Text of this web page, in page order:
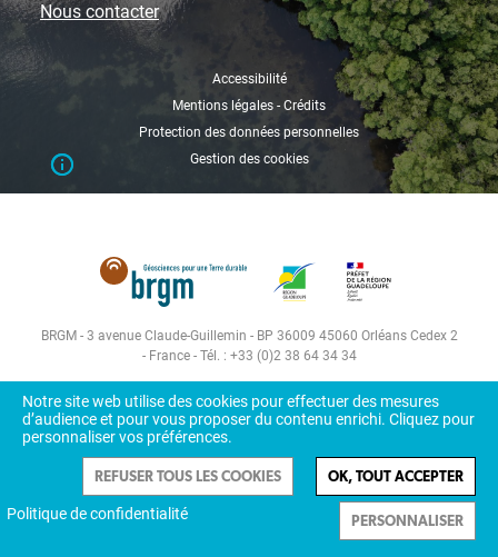
Nous contacter
Accessibilité
Mentions légales - Crédits
Protection des données personnelles
Gestion des cookies
BRGM - 3 avenue Claude-Guillemin - BP 36009 45060 Orléans Cedex 2
- France - Tél. : +33 (0)2 38 64 34 34
Notre site web utilise des cookies pour effectuer des mesures
d’audience et pour vous proposer du contenu enrichi. Cliquez pour
personnaliser vos préférences.
OK, TOUT ACCEPTER
REFUSER TOUS LES COOKIES
PERSONNALISER
Politique de confidentialité